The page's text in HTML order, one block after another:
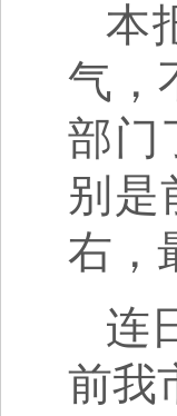
本
气，
部门
别是
右，
连
前我